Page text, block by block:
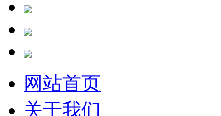
网站首页
关于我们